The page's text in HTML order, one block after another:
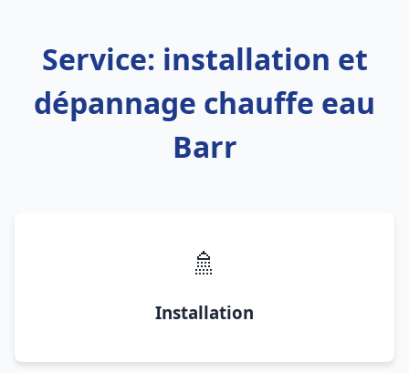
Service: installation et
dépannage chauffe eau
Barr
🚿
Installation